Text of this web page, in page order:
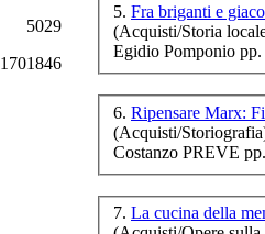
I
5029
1701846
5. Fra briganti e
(Acquisti/Storia
Egidio Pomponio
6. Ripensare Marx:
(Acquisti/
Costanzo PREVE
7. La cucina della